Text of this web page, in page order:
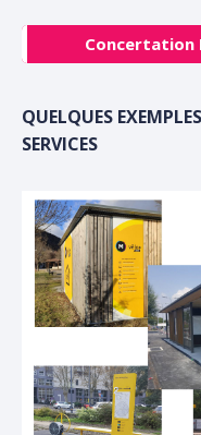
Concertation
QUELQUES
SERVICES